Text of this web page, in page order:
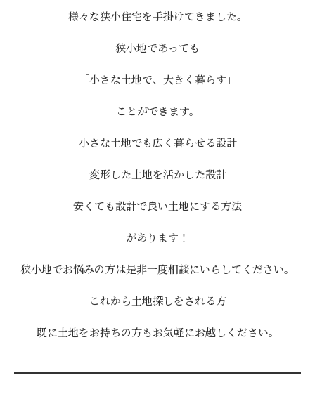
様々な狭小住宅を手掛けてきました。
狭小地であっても
「小さな土地で、大きく暮らす」
ことができます。
小さな土地でも広く暮らせる設計
変形した土地を活かした設計
安くても設計で良い土地にする方法
があります！
狭小地でお悩みの方は是非一度相談にいらしてください。
これから土地探しをされる方
既に土地をお持ちの方もお気軽にお越しください。